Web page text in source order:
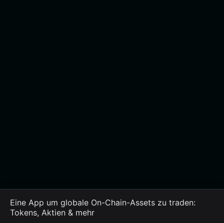
Eine App um globale On-Chain-Assets zu traden:
Tokens, Aktien & mehr